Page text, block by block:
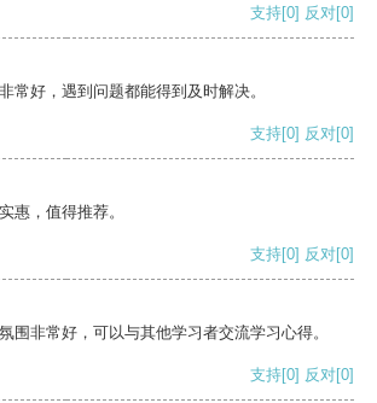
支持[0] 反对[0]
常好，遇到问题都能得到及时解决。
支持[0] 反对[0]
惠，值得推荐。
支持[0] 反对[0]
围非常好，可以与其他学习者交流学习心得。
支持[0] 反对[0]